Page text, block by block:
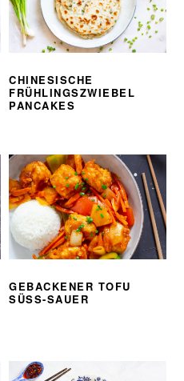
CHINESISCHE
FRÜHLINGSZWIEBEL
PANCAKES
GEBACKENER TOFU
SÜSS-SAUER